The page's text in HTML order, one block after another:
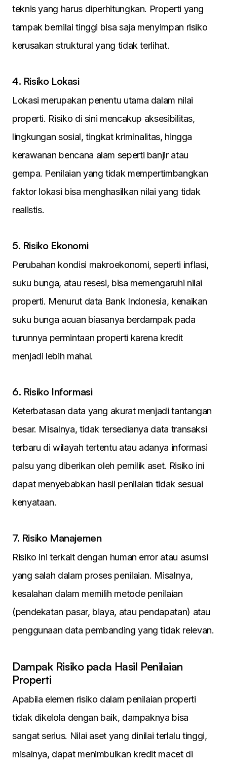
teknis yang harus diperhitungkan. Properti yang
tampak bernilai tinggi bisa saja menyimpan risiko
kerusakan struktural yang tidak terlihat.
4. Risiko Lokasi
Lokasi merupakan penentu utama dalam nilai
properti. Risiko di sini mencakup aksesibilitas,
lingkungan sosial, tingkat kriminalitas, hingga
kerawanan bencana alam seperti banjir atau
gempa. Penilaian yang tidak mempertimbangkan
faktor lokasi bisa menghasilkan nilai yang tidak
realistis.
5. Risiko Ekonomi
Perubahan kondisi makroekonomi, seperti inflasi,
suku bunga, atau resesi, bisa memengaruhi nilai
properti. Menurut data Bank Indonesia, kenaikan
suku bunga acuan biasanya berdampak pada
turunnya permintaan properti karena kredit
menjadi lebih mahal.
6. Risiko Informasi
Keterbatasan data yang akurat menjadi tantangan
besar. Misalnya, tidak tersedianya data transaksi
terbaru di wilayah tertentu atau adanya informasi
palsu yang diberikan oleh pemilik aset. Risiko ini
dapat menyebabkan hasil penilaian tidak sesuai
kenyataan.
7. Risiko Manajemen
Risiko ini terkait dengan human error atau asumsi
yang salah dalam proses penilaian. Misalnya,
kesalahan dalam memilih metode penilaian
(pendekatan pasar, biaya, atau pendapatan) atau
penggunaan data pembanding yang tidak relevan.
Dampak Risiko pada Hasil Penilaian
Properti
Apabila elemen risiko dalam penilaian properti
tidak dikelola dengan baik, dampaknya bisa
sangat serius. Nilai aset yang dinilai terlalu tinggi,
misalnya, dapat menimbulkan kredit macet di